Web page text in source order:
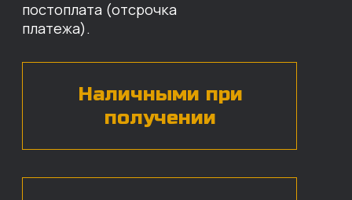
назовут цены и проконсультируют
по нужным деталям.